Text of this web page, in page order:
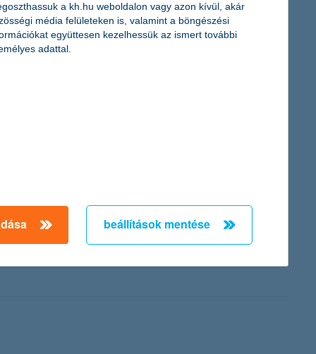
A fiatal képzőművészek számára meghirdetett legújabb
darab műtárgyat is megvásárol az ösztöndíjra pályázó
a kh.hu weboldalon vagy azon kívül, akár
média felületeken is, valamint a böngészési
együttesen kezelhessük az ismert további
adattal.
beállítások mentése